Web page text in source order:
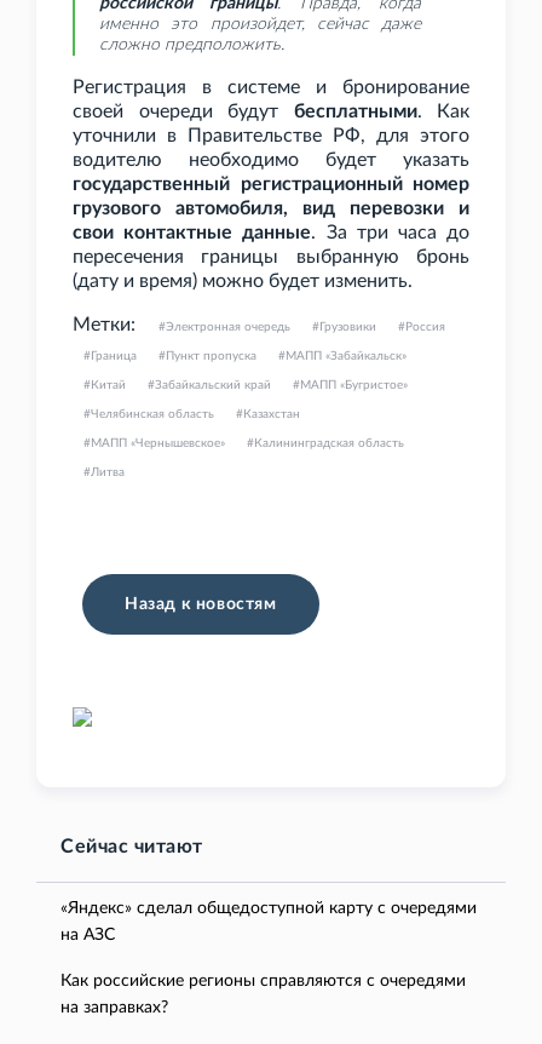
российской границы. Правда, когда
именно это произойдет, сейчас даже
сложно предположить.
Регистрация в системе и бронирование
своей очереди будут бесплатными. Как
уточнили в Правительстве
РФ, для этого
водителю необходимо будет указать
государственный регистрационный номер
грузового автомобиля, вид перевозки и
свои контактные данные. За три часа до
пересечения границы выбранную бронь
(дату и время) можно будет изменить.
Метки: Электронная очередь Грузовики Россия
Граница Пункт пропуска МАПП «Забайкальск»
Китай Забайкальский край МАПП «Бугристое»
Челябинская область Казахстан
МАПП «Чернышевское» Калининградская область
Литва
Назад к новостям
Сейчас читают
«Яндекс» сделал общедоступной карту с очередями
на АЗС
Как российские регионы справляются с очередями
на заправках?